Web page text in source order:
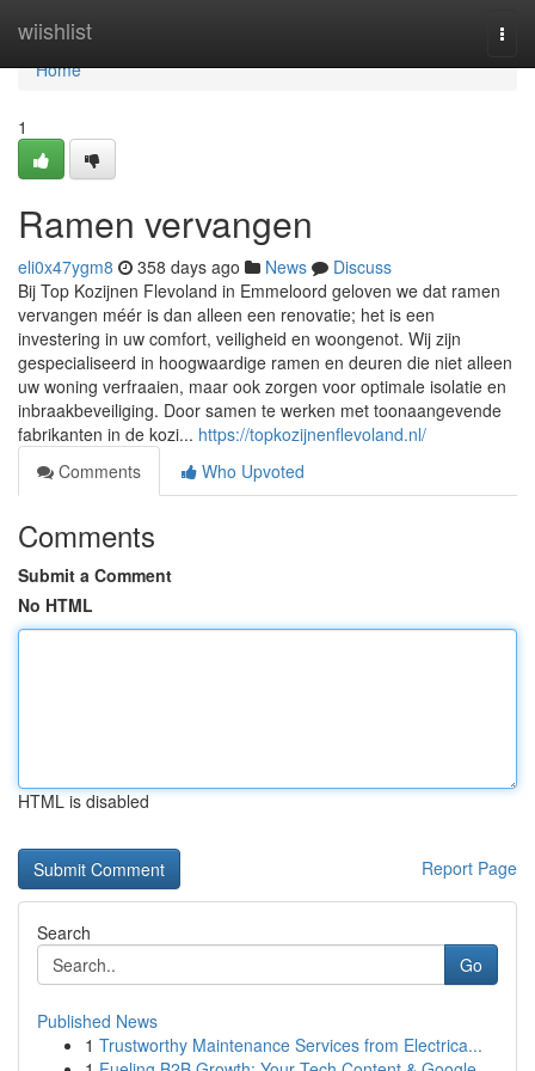
wiishlist
Home
Home
1
Ramen vervangen
eli0x47ygm8 358 days ago News
Discuss
Bij Top Kozijnen Flevoland in Emmeloord geloven we dat ramen
vervangen méér is dan alleen een renovatie; het is een
investering in uw comfort, veiligheid en woongenot. Wij zijn
gespecialiseerd in hoogwaardige ramen en deuren die niet alleen
uw woning verfraaien, maar ook zorgen voor optimale isolatie en
inbraakbeveiliging. Door samen te werken met toonaangevende
fabrikanten in de kozi... https://topkozijnenflevoland.nl/
Comments
Who Upvoted
Comments
Submit a Comment
No HTML
HTML is disabled
Report Page
Search
Go
Published News
1 Trustworthy Maintenance Services from Electrica...